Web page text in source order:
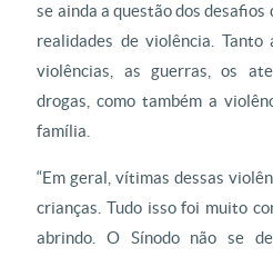
se ainda a questão dos
realidades de violência.
violências, as guerras, os
drogas, como também a
família.
“Em geral, vítimas dessas
crianças. Tudo isso foi muito
abrindo. O Sínodo não se